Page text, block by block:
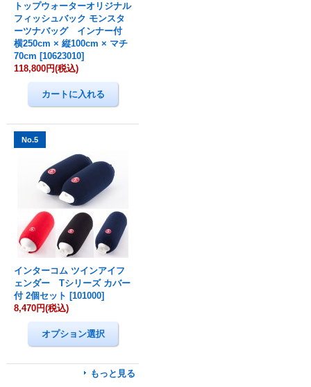
トップウォーターオリジナル
フィッシュバック モンスタ
ーツナバッグ インナー付
横250cm × 縦100cm × マチ
70cm [10623010]
118,800円(税込)
No.5
インターコム ツインアイフ
ェンダー Tシリーズ カバー
付 2個セット [101000]
8,470円(税込)
もっと見る